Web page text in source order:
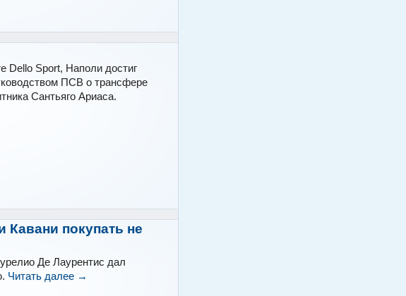
Dello Sport, Наполи достиг
ПСВ о трансфере
Сантьяго Ариаса.
покупать не
Де Лаурентис дал
Читать далее →